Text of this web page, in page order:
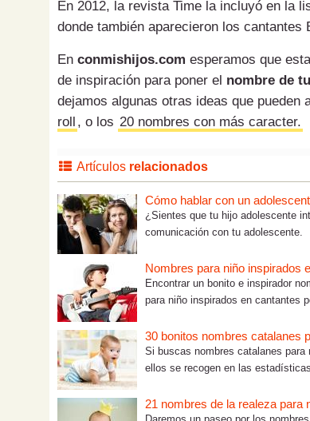
En 2012, la revista Time la incluyó en la
donde también aparecieron los
En conmishijos.com esperamos que
de inspiración para poner el nombre de
dejamos algunas otras ideas que pueden
roll , o los 20 nombres con más caracter.
Artículos relacionados
Cómo hablar con un
¿Sientes que tu hijo adolescente
comunicación con tu adolescente.
Nombres para niño inspirados
Encontrar un bonito e inspirador
para niño inspirados en cantantes
30 bonitos nombres catalanes
Si buscas nombres catalanes
ellos se recogen en las
21 nombres de la realeza para